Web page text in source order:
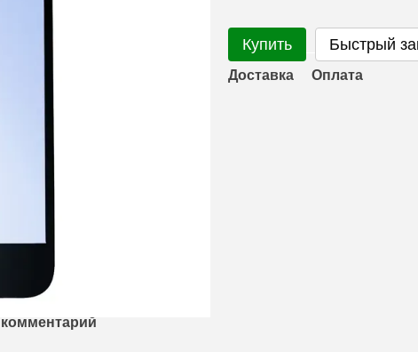
Купить Быстрый
Доставка Оплата